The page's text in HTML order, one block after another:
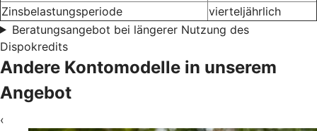
Zinsbelastungsperiode
vierteljährlich
Beratungsangebot bei längerer Nutzung des
Dispokredits
Andere Kontomodelle in unserem
Angebot
‹